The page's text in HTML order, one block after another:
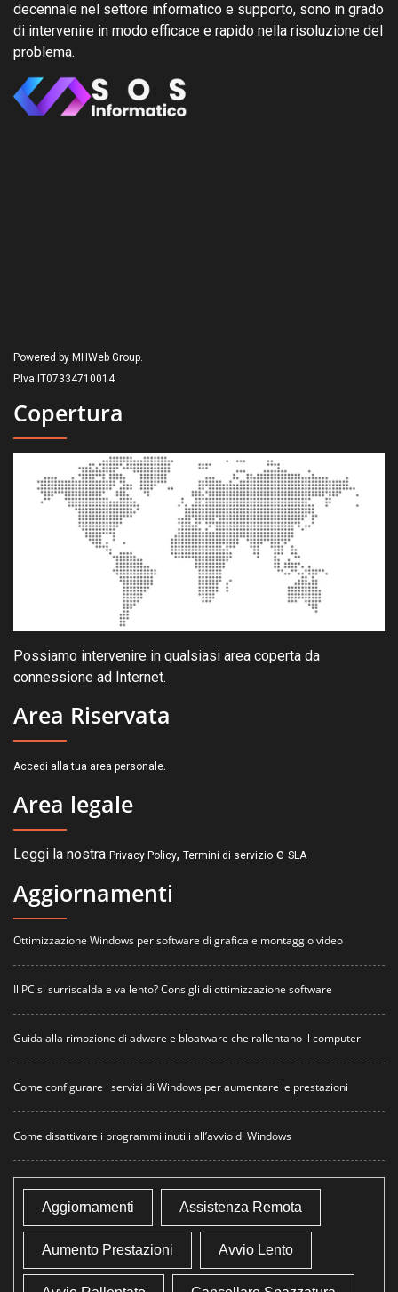
decennale nel settore informatico e supporto, sono in grado
di intervenire in modo efficace e rapido nella risoluzione del
problema.
Powered by MHWeb Group.
P.Iva IT07334710014
Copertura
Possiamo intervenire in qualsiasi area coperta da
connessione ad Internet.
Area Riservata
Accedi alla tua area personale.
Area legale
Leggi la nostra Privacy Policy, Termini di servizio e SLA
Aggiornamenti
Ottimizzazione Windows per software di grafica e montaggio video
Il PC si surriscalda e va lento? Consigli di ottimizzazione software
Guida alla rimozione di adware e bloatware che rallentano il computer
Come configurare i servizi di Windows per aumentare le prestazioni
Come disattivare i programmi inutili all’avvio di Windows
Aggiornamenti Assistenza Remota
Aumento Prestazioni Avvio Lento